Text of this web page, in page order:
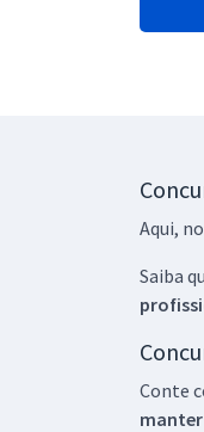
Aqui,
Saiba
Conte